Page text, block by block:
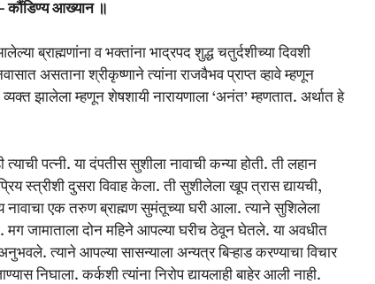
कौंडिण्य आख्यान ॥
ब्राह्मणांना व भक्तांना भाद्रपद शुद्ध चतुर्दशीच्या दिवशी
असताना श्रीकृष्णाने त्यांना राजवैभव प्राप्त व्हावे म्हणून
झालेला म्हणून शेषशायी नारायणाला ‘अनंत’ म्हणतात. अर्थात हे
पत्नी. या दंपतीस सुशीला नावाची कन्या होती. ती लहान
स्त्रीशी दुसरा विवाह केला. ती सुशीलेला खूप त्रास द्यायची,
नावाचा एक तरुण ब्राह्मण सुमंतूच्या घरी आला. त्याने सुशिलेला
मग जामाताला दोन महिने आपल्या घरीच ठेवून घेतले. या अवधीत
त्याने आपल्या सासन्याला अन्यत्र बिऱ्हाड करण्याचा विचार
निघाला. कर्कशी त्यांना निरोप द्यायलाही बाहेर आली नाही.